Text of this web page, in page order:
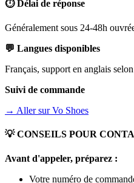
⏱️ Délai de réponse
Généralement sous 24-48h
💬 Langues disponibles
Français, support en anglais
Suivi de commande
→ Aller surVo Shoes
💡 CONSEILS POUR
Avant d'appeler, préparez :
Votre numéro de